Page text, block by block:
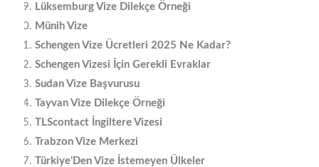
Lüksemburg Vize Dilekçe Örneği
Münih Vize
Schengen Vize Ücretleri 2025 Ne Kadar?
Schengen Vizesi İçin Gerekli Evraklar
Sudan Vize Başvurusu
Tayvan Vize Dilekçe Örneği
TLScontact İngiltere Vizesi
Trabzon Vize Merkezi
Türkiye’Den Vize İstemeyen Ülkeler